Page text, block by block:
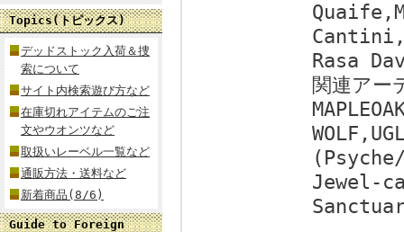
Topics(トピックス)
デッドストック入荷＆捜
索について
サイト内検索遊び方など
在庫切れアイテムのご注
文やウオンツなど
取扱いレーベル一覧など
通販方法・送料など
新着商品(8/6)
Guide to Foreign
Rasa
関連アー
Jewel-